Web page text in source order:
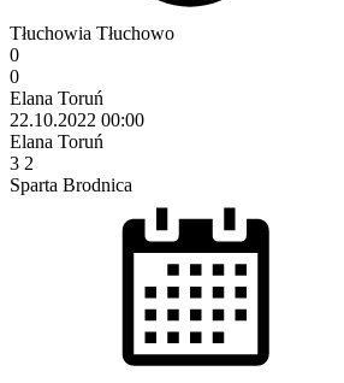
Tłuchowia Tłuchowo
0
0
Elana Toruń
22.10.2022 00:00
Elana Toruń
3 2
Sparta Brodnica